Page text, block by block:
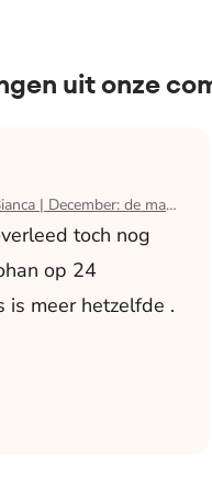
uit onze
Blog Bianca | December: de maand waarin ik mijn man verloor
toch nog
op 24
is meer hetzelfde .
Bianca | December: de